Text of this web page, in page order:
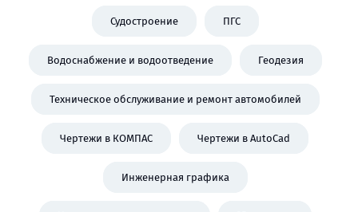
Судостроение ПГС
Водоснабжение и водоотведение Геодезия
Техническое обслуживание и ремонт автомобилей
Чертежи в КОМПАС Чертежи в AutoCad
Инженерная графика